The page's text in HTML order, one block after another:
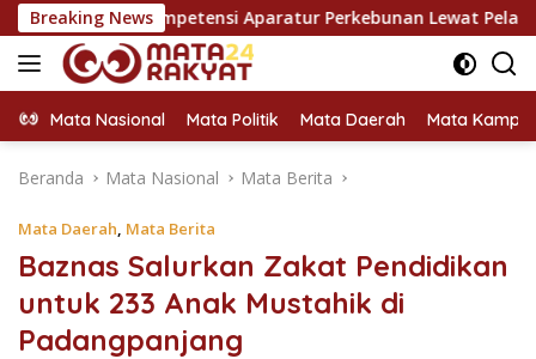
Langsung
ke
konten
Breaking NewsAparatur Perkebunan Lewat Pelatihan Avenza
Mata Nasional Mata Politik Mata Daerah Mata
Beranda Mata Nasional Mata Berita
Mata Daerah, Mata Berita
Baznas Salurkan Zakat Pendidikan
untuk 233 Anak Mustahik di
Padangpanjang